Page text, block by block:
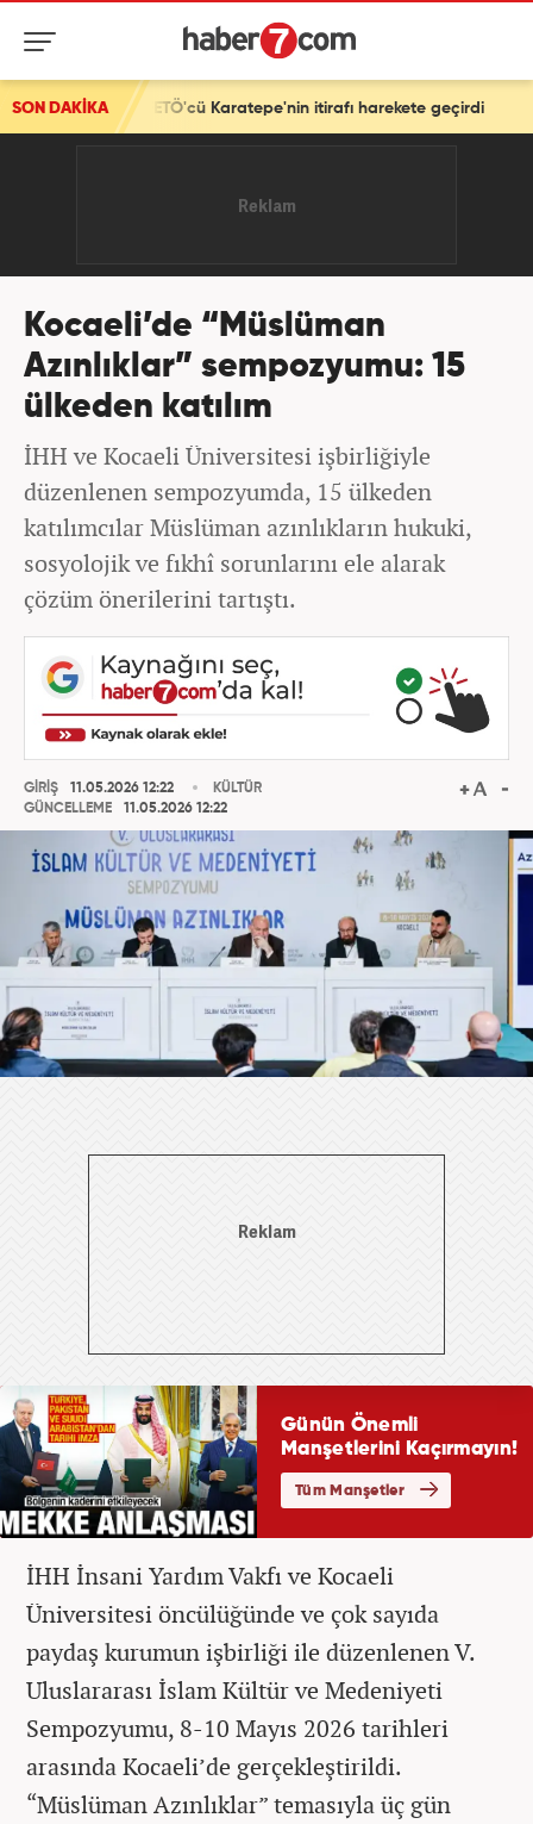
SON DAKİKA
Karatepe'nin itirafı harekete geçirdi
Kocaeli’de “Müslüman
Azınlıklar” sempozyumu: 15
ülkeden katılım
İHH ve Kocaeli Üniversitesi işbirliğiyle
düzenlenen sempozyumda, 15 ülkeden
katılımcılar Müslüman azınlıkların hukuki,
sosyolojik ve fıkhî sorunlarını ele alarak
çözüm önerilerini tartıştı.
GİRİŞ
11.05.2026 12:22
GÜNCELLEME
11.05.2026 12:22
KÜLTÜR
İHH İnsani Yardım Vakfı ve Kocaeli
Üniversitesi öncülüğünde ve çok sayıda
paydaş kurumun işbirliği ile düzenlenen V.
Uluslararası İslam Kültür ve Medeniyeti
Sempozyumu, 8-10 Mayıs 2026 tarihleri
arasında Kocaeli’de gerçekleştirildi.
“Müslüman Azınlıklar” temasıyla üç gün